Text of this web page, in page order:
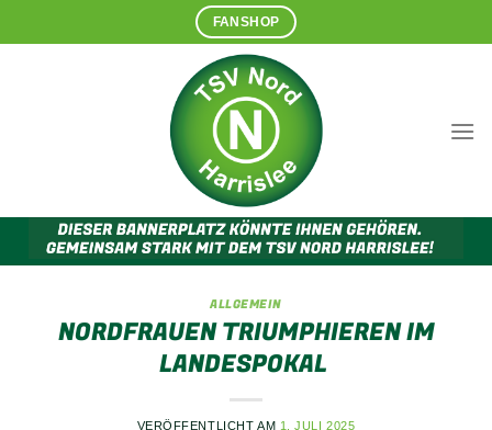
Inhalt
FANSHOP
ALLGEMEIN
NORDFRAUEN TRIUMPHIEREN IM
LANDESPOKAL
VERÖFFENTLICHT AM 1. JULI 2025